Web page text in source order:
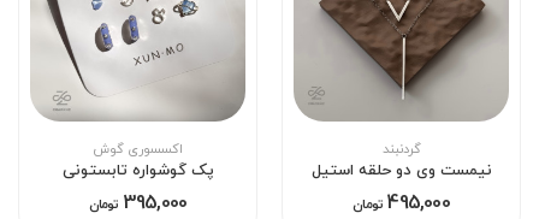
گردنبند
نیمست وی دو حلقه استیل
495,000 تومان
اکسسوری گوش
پک گوشواره تابستونی
395,000 تومان